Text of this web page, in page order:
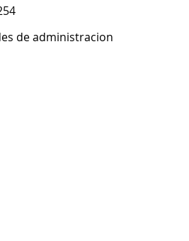
de administracion